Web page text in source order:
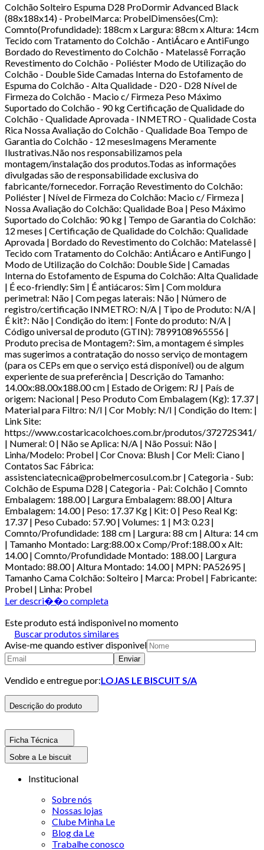
Colchão Solteiro Espuma D28 ProDormir Advanced Black
(88x188x14) - ProbelMarca: ProbelDimensões(Cm):
Comnto(Profundidade): 188cm x Largura: 88cm x Altura: 14cm
Tecido com Tratamento do Colchão - AntiÁcaro e AntiFungo
Bordado do Revestimento do Colchão - Matelassê Forração
Revestimento do Colchão - Poliéster Modo de Utilização do
Colchão - Double Side Camadas Interna do Estofamento de
Espuma do Colchão - Alta Qualidade - D20 - D28 Nível de
Firmeza do Colchão - Macio c/ Firmeza Peso Máximo
Suportado do Colchão - 90 kg Certificação de Qualidade do
Colchão - Qualidade Aprovada - INMETRO - Qualidade Costa
Rica Nossa Avaliação do Colchão - Qualidade Boa Tempo de
Garantia do Colchão - 12 mesesImagens Meramente
Ilustrativas.Não nos responsabilizamos pela
montagem/instalação dos produtos.Todas as informações
divulgadas são de responsabilidade exclusiva do
fabricante/fornecedor. Forração Revestimento do Colchão:
Poliéster | Nível de Firmeza do Colchão: Macio c/ Firmeza |
Nossa Avaliação do Colchão: Qualidade Boa | Peso Máximo
Suportado do Colchão: 90 kg | Tempo de Garantia do Colchão:
12 meses | Certificação de Qualidade do Colchão: Qualidade
Aprovada | Bordado do Revestimento do Colchão: Matelassê |
Tecido com Tratamento do Colchão: AntiÁcaro e AntiFungo |
Modo de Utilização do Colchão: Double Side | Camadas
Interna do Estofamento de Espuma do Colchão: Alta Qualidade
| É eco-friendly: Sim | É antiácaros: Sim | Com moldura
perimetral: Não | Com pegas laterais: Não | Número de
registro/certificação INMETRO: N/A | Tipo de Produto: N/A |
É kit?: Não | Condição do item: | Fonte do produto: N/A |
Código universal de produto (GTIN): 7899108965556 |
Produto precisa de Montagem?: Sim, a montagem é simples
mas sugerimos a contratação do nosso serviço de montagem
(para os CEPs em que o serviço está disponível) ou de algum
experiente de sua preferência | Descrição do Tamanho:
14.00x:88.00x188.00 cm | Estado de Origem: RJ | País de
origem: Nacional | Peso Produto Com Embalagem (Kg): 17.37 |
Material para Filtro: N/I | Cor Mobly: N/I | Condição do Item: |
Link Site:
https://www.costaricacolchoes.com.br/produtos/37272S341/
| Numeral: 0 | Não se Aplica: N/A | Não Possui: Não |
Linha/Modelo: Probel | Cor Cnova: Blush | Cor Meli: Ciano |
Contatos Sac Fábrica:
assistenciatecnica@probelmercosul.com.br | Categoria - Sub:
Colchão de Espuma D28 | Categoria - Pai: Colchão | Comnto
Embalagem: 188.00 | Largura Embalagem: 88.00 | Altura
Embalagem: 14.00 | Peso: 17.37 Kg | Kit: 0 | Peso Real Kg:
17.37 | Peso Cubado: 57.90 | Volumes: 1 | M3: 0.23 |
Comnto/Profundidade: 188 cm | Largura: 88 cm | Altura: 14 cm
| Tamanho Montado: Larg:88.00 x Comp/Prof:188.00 x Alt:
14.00 | Comnto/Profundidade Montado: 188.00 | Largura
Montado: 88.00 | Altura Montado: 14.00 | MPN: PA52695 |
Tamanho Cama Colchão: Solteiro | Marca: Probel | Fabricante:
Probel | Linha: Probel
Ler descri��o completa
Este produto está indisponivel no momento
Buscar produtos similares
Avise-me quando estiver disponivel
Enviar
Vendido e entregue por:LOJAS LE BISCUIT S/A
Descrição do produto
Ficha Técnica
Sobre a Le biscuit
Institucional
Sobre nós
Nossas lojas
Clube Minha Le
Blog da Le
Trabalhe conosco